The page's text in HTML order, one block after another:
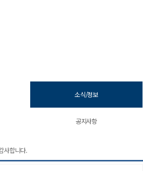
소식/정보
공지사항
과 디엘의원
사합니다.